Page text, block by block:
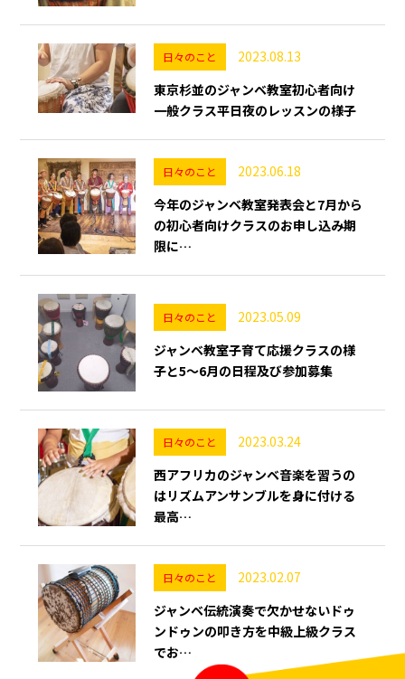
日々のこと
2023.08.13
東京杉並のジャンベ教室初心者向け
一般クラス平日夜のレッスンの様子
日々のこと
2023.06.18
今年のジャンベ教室発表会と7月から
の初心者向けクラスのお申し込み期
限に…
日々のこと
2023.05.09
ジャンベ教室子育て応援クラスの様
子と5～6月の日程及び参加募集
日々のこと
2023.03.24
西アフリカのジャンベ音楽を習うの
はリズムアンサンブルを身に付ける
最高…
日々のこと
2023.02.07
ジャンベ伝統演奏で欠かせないドゥ
ンドゥンの叩き方を中級上級クラス
でお…